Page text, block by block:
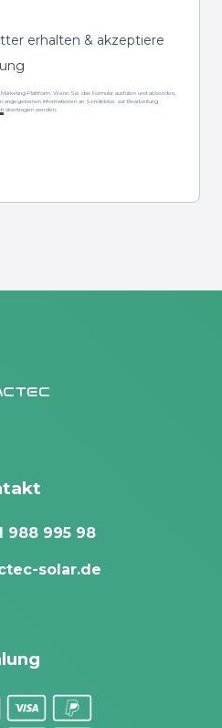
erhalten & akzeptiere
Plattform. Wenn Sie das Formular ausfüllen und absenden,
angegebenen Informationen an Sendinblue zur Bearbeitung
übertragen werden.
988 995 98
solar.de